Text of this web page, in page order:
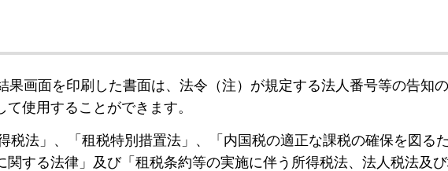
果画面を印刷した書面は、法令（注）が規定する法人番号等の告知
て使用することができます。
得税法」、「租税特別措置法」、「内国税の適正な課税の確保を図る
関する法律」及び「租税条約等の実施に伴う所得税法、法人税法及